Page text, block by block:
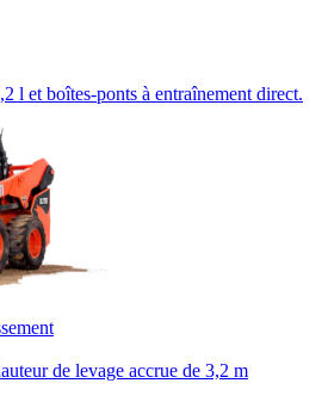
l et boîtes-ponts à entraînement direct.
de levage accrue de 3,2 m